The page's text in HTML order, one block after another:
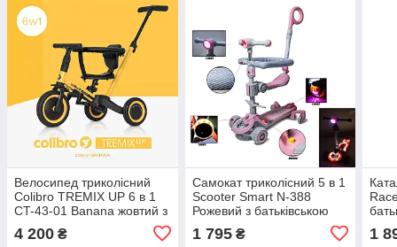
Велосипед триколісний
Colibro TREMIX UP 6 в 1
CT-43-01 Banana жовтий з
4 200 ₴
Самокат триколісний 5 в 1
Scooter Smart N-388
Рожевий з батьківською
бортиком
1 795₴ 1